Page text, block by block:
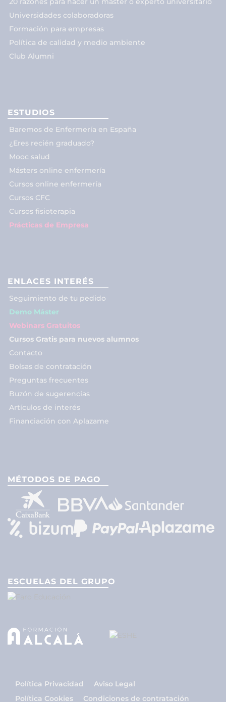
Universidades colaboradoras
Formación para empresas
Política de calidad y medio ambiente
Club Alumni
ESTUDIOS
Baremos de Enfermería en España
¿Eres recién graduado?
Mooc salud
Másters online enfermería
Cursos online enfermería
Cursos CFC
Cursos fisioterapia
Prácticas de Empresa
ENLACES INTERÉS
Seguimiento de tu pedido
Demo Máster
Webinars Gratuitos
Cursos Gratis para nuevos alumnos
Contacto
Bolsas de contratación
Preguntas frecuentes
Buzón de sugerencias
Artículos de interés
Financiación con Aplazame
MÉTODOS DE PAGO
ESCUELAS DEL GRUPO
Política Privacidad
Aviso Legal
Política Cookies
Condiciones de contratación